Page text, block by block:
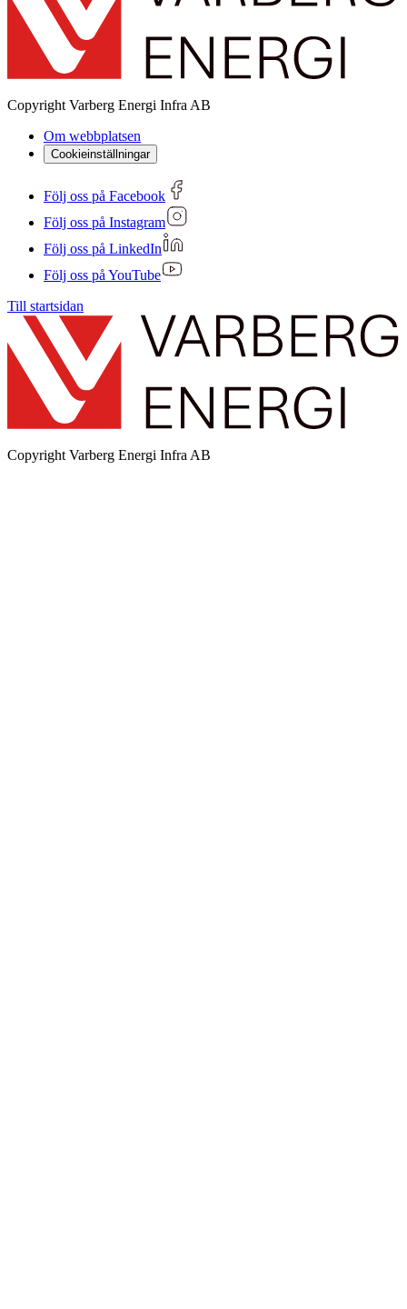
Copyright Varberg Energi Infra AB
Om webbplatsen
Cookieinställningar
Följ oss på Facebook
Följ oss på Instagram
Följ oss på LinkedIn
Följ oss på YouTube
Till startsidan
Copyright Varberg Energi Infra AB